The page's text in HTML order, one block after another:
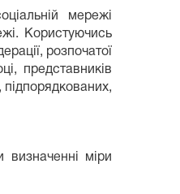
мережі
Користуючись
розпочатої
представників
визначенні міри